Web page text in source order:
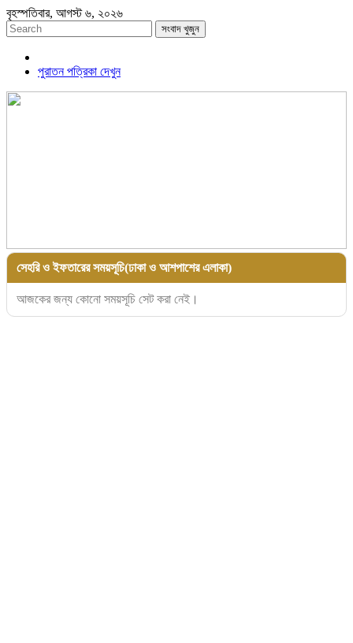
বৃহস্পতিবার, আগস্ট ৬, ২০২৬
সংবাদ খুজুন
পুরাতন পত্রিকা দেখুন
সেহরি ও ইফতারের সময়সূচি(ঢাকা ও আশপাশের এলাকা)
আজকের জন্য কোনো সময়সূচি সেট করা নেই।